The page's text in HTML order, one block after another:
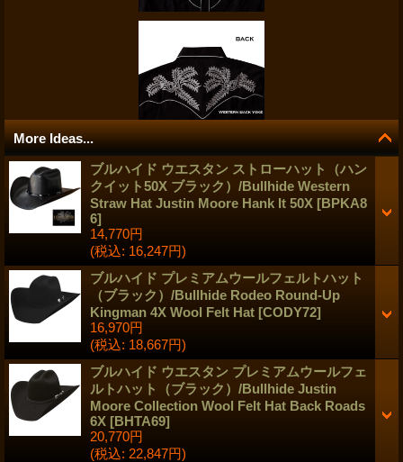
More Ideas...
ブルハイド ウエスタン ストローハット（ハン
クイット50X ブラック）/Bullhide Western
Straw Hat Justin Moore Hank It 50X [BPKA8
6]
14,770円
(税込: 16,247円)
ブルハイド プレミアムウールフェルトハット
（ブラック）/Bullhide Rodeo Round-Up
Kingman 4X Wool Felt Hat [CODY72]
16,970円
(税込: 18,667円)
ブルハイド ウエスタン プレミアムウールフェ
ルトハット（ブラック）/Bullhide Justin
Moore Collection Wool Felt Hat Back Roads
6X [BHTA69]
20,770円
(税込: 22,847円)